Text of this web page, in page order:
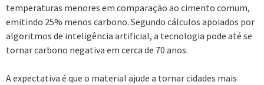
temperaturas menores em comparação ao cimento comum,
emitindo 25% menos carbono. Segundo cálculos apoiados por
algoritmos de inteligência artificial, a tecnologia pode até se
tornar carbono negativa em cerca de 70 anos.
A expectativa é que o material ajude a tornar cidades mais